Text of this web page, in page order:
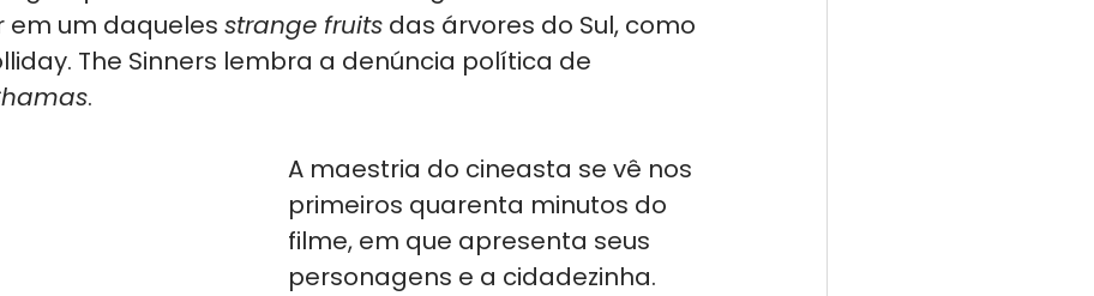
um daqueles strange fruits das árvores do Sul, como
The Sinners lembra a denúncia política de
.
A maestria do cineasta se vê nos
primeiros quarenta minutos do
filme, em que apresenta seus
personagens e a cidadezinha.